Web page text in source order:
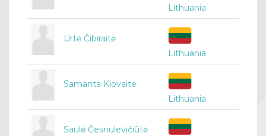
Lithuania
Urtė Čibiraitė
Lithuania
Samanta Klovaite
Lithuania
Saulė Česnulevičiūtė